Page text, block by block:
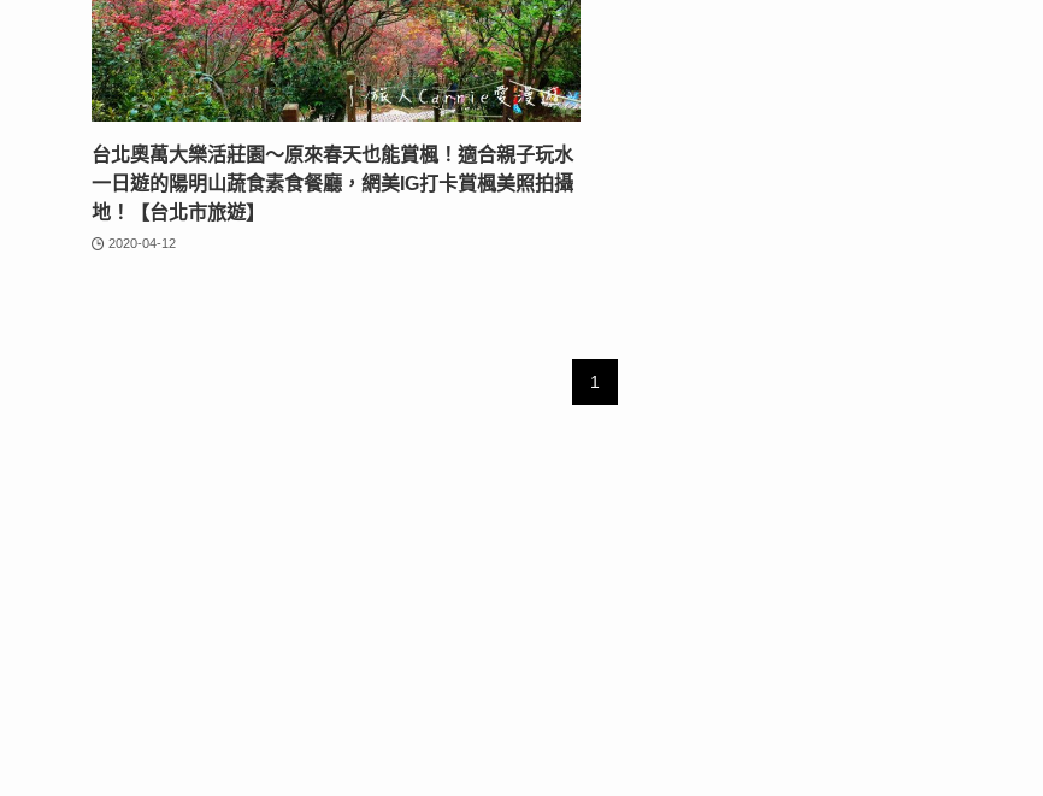
台北奧萬大樂活莊園〜原來春天也能賞楓！適合親子玩水
一日遊的陽明山蔬食素食餐廳，網美IG打卡賞楓美照拍攝
地！【台北市旅遊】
2020-04-12
1